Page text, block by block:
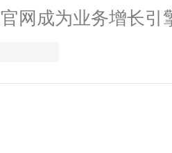
网成为业务增长引